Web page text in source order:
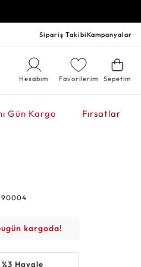
Sipariş TakibiKampanyalar
Sepetim
Favorilerim
Hesabım
Gün Kargo Fırsatlar
kargoda!
%3 Havale